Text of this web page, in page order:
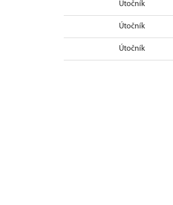
Útočník
Útočník
Útočník